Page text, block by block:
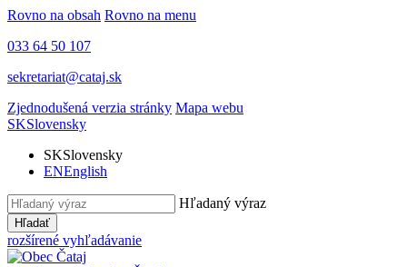
Rovno na obsah Rovno na menu
033 64 50 107
sekretariat@cataj.sk
Zjednodušená verzia stránky Mapa webu
SKSlovensky
SKSlovensky
ENEnglish
Hľadaný výraz
Hľadať
rozšírené vyhľadávanie